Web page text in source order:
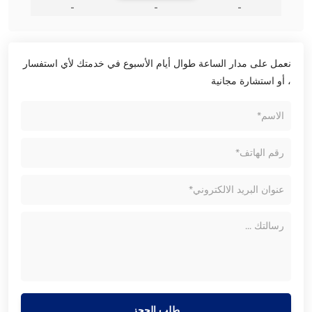
-
-
-
نعمل على مدار الساعة طوال أيام الأسبوع في خدمتك لأي استفسار
، أو استشارة مجانية